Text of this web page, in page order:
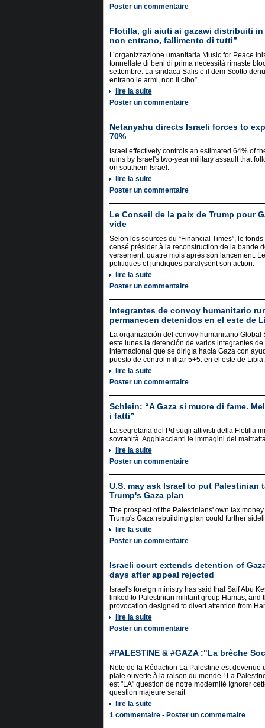
Poster un commentaire
Flotilla, gli aiuti ai gazawi distribuiti in
non entrano, fallimento di tutti”
L’organizzazione umanitaria Music for Peace
tonnellate di beni di prima necessità rimaste
settembre. La sindaca Salis e il dem Scotto
entrano le armi, non il cibo”
lire la suite
Poster un commentaire
Netanyahu directs Israeli forces to
70%
Israel effectively controls an estimated 64% of
ruins by Israel's two-year military assault that
on southern Israel.
lire la suite
Poster un commentaire
Le Conseil de la paix de Trump pour
vide
Selon les sources du “Financial Times”, le
censé présider à la reconstruction de la bande
versement, quatre mois après son lancement.
politiques et juridiques paralysent son action.
lire la suite
Poster un commentaire
Integrantes de convoy humanitario
permanecen detenidos en el este de
La organización del convoy humanitario Global
este lunes la detención de varios integrantes
internacional que se dirigía hacia Gaza con
puesto de control militar 5+5. en el este de Libia.
lire la suite
Poster un commentaire
Schlein: “A Gaza si muore di fame.
i fatti”
La segretaria del Pd sugli attivisti della Flotilla
sovranità. Agghiaccianti le immagini dei
lire la suite
Poster un commentaire
U.S. may ask Israel to put Palestinian
Trump's Gaza plan
The prospect of the Palestinians' own tax
Trump's Gaza rebuilding plan could further
lire la suite
Poster un commentaire
Israeli court extends detention of
days after appeal rejected
Israel's foreign ministry has said that Saif Abu
linked to Palestinian militant group Hamas, and
provocation designed to divert attention from
lire la suite
Poster un commentaire
#PALESTINE & #GAZA :"La brèche
Note de la Rédaction La Palestine est devenue
plaie ouverte à la raison du monde ! La
est "LA" question de notre modernité Ignorer
question majeure serait
lire la suite
1 commentaire- Poster un commentaire